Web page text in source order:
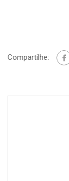
Compartilhe: